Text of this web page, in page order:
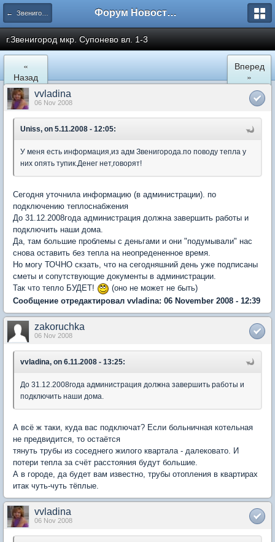
← Звенигород Форум Новостройки
г.Звенигород мкр. Супонево вл. 1-3
«
Назад
Вперед
»
vvladina
06 Nov 2008
Uniss, on 5.11.2008 - 12:05:
У меня есть информация,из адм Звенигорода.по поводу тепла у
них опять тупик.Денег нет,говорят!
Сегодня уточнила информацию (в администрации). по
подключению теплоснабжения
До 31.12.2008года администрация должна завершить работы и
подключить наши дома.
Да, там большие проблемы с деньгами и они "подумывали" нас
снова оставить без тепла на неопредененное время.
Но могу ТОЧНО скзать, что на сегодняшний день уже подписаны
сметы и сопутствующие документы в администрации.
Так что тепло БУДЕТ!
(оно не может не быть)
Сообщение отредактировал vvladina: 06 November 2008 - 12:39
zakoruchka
06 Nov 2008
vvladina, on 6.11.2008 - 13:25:
До 31.12.2008года администрация должна завершить работы и
подключить наши дома.
А всё ж таки, куда вас подключат? Если больничная котельная
не предвидится, то остаётся
тянуть трубы из соседнего жилого квартала - далековато. И
потери тепла за счёт расстояния будут большие.
А в городе, да будет вам известно, трубы отопления в квартирах
итак чуть-чуть тёплые.
vvladina
06 Nov 2008